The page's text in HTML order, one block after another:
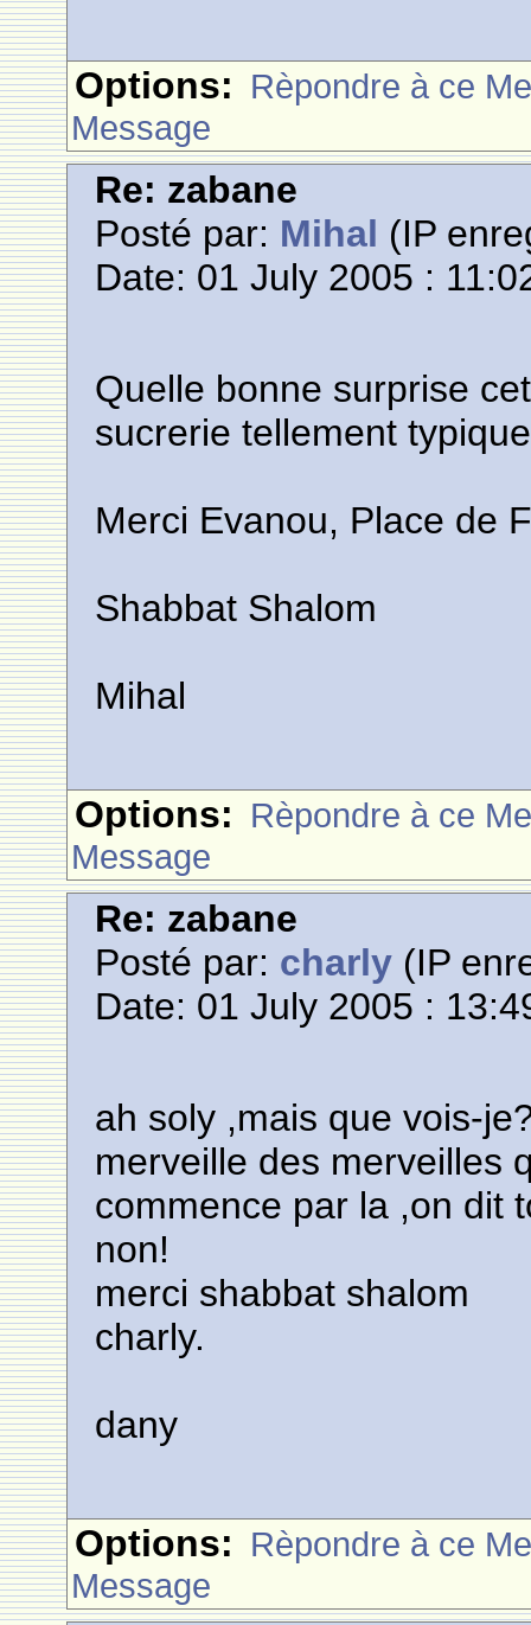
Options: Rèpondre à ce
Message
Re: zabane
Posté par: Mihal (IP
Date: 01 July 2005 :
Quelle bonne surprise
sucrerie tellement
Merci Evanou, Place de
Shabbat Shalom
Mihal
Options: Rèpondre à ce
Message
Re: zabane
Posté par: charly (IP
Date: 01 July 2005 :
ah soly ,mais que vois-
merveille des merveilles
commence par la ,on dit
non!
merci shabbat shalom
charly.
dany
Options: Rèpondre à ce
Message